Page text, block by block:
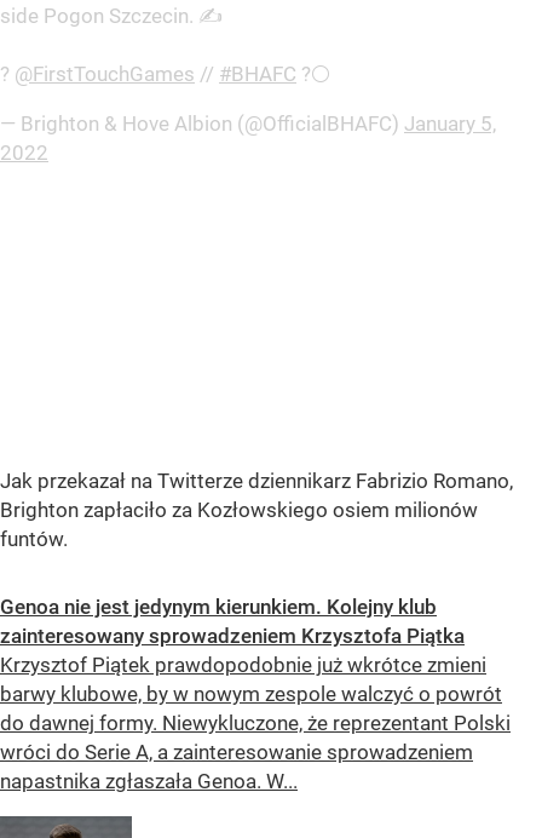
side Pogon Szczecin. ✍️
? @FirstTouchGames // #BHAFC ?⚪️
— Brighton & Hove Albion (@OfficialBHAFC) January 5,
2022
Jak przekazał na Twitterze dziennikarz Fabrizio Romano,
Brighton zapłaciło za Kozłowskiego osiem milionów
funtów.
Genoa nie jest jedynym kierunkiem. Kolejny klub
zainteresowany sprowadzeniem Krzysztofa Piątka
Krzysztof Piątek prawdopodobnie już wkrótce zmieni
barwy klubowe, by w nowym zespole walczyć o powrót
do dawnej formy. Niewykluczone, że reprezentant Polski
wróci do Serie A, a zainteresowanie sprowadzeniem
napastnika zgłaszała Genoa. W...